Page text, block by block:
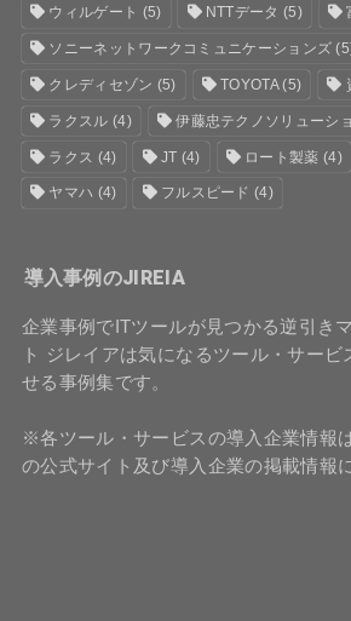
ウィルゲート (5) NTTデータ (5)
ソニーネットワークコミュニケーションズ
クレディセゾン (5) TOYOTA(5)
ラクスル (4) 伊藤忠テクノソリューシ
ラクス (4) JT (4) ロート製薬 (4)
ヤマハ (4) フルスピード (4)
導入事例のJIREIA
企業事例でITツールが見つかる逆引き
ト ジレイアは気になるツール・サー
せる事例集です。
※各ツール・サービスの導入企業情報
の公式サイト及び導入企業の掲載情報